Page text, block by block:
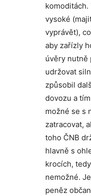
vysoké
vyprávět),
aby zařízly
úvěry nutně
udržovat
způsobil
dovozu a
možné se s
zatracovat,
toho ČNB
hlavně s
krocích,
nemožné.
peněz